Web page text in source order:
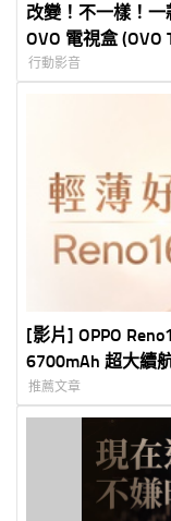
改變！不一樣！
OVO 電視盒 (OVO
行動影音
[影片] OPPO
6700mAh 超大續
度實測
推薦文章